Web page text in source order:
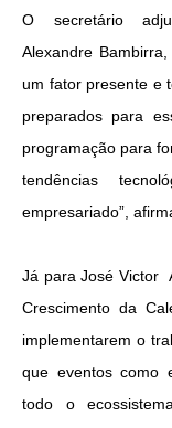
O secretário
Alexandre
um fator presente e
preparados para
programação para
tendências
empresariado”,
Já para José Victor
Crescimento da
implementarem o
que eventos como
todo o